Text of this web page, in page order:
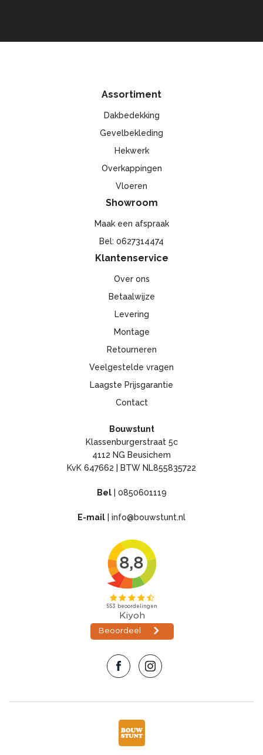
Assortiment
Dakbedekking
Gevelbekleding
Hekwerk
Overkappingen
Vloeren
Showroom
Maak een afspraak
Bel: 0627314474
Klantenservice
Over ons
Betaalwijze
Levering
Montage
Retourneren
Veelgestelde vragen
Laagste Prijsgarantie
Contact
Bouwstunt
Klassenburgerstraat 5c
4112 NG Beusichem
KvK 647662 | BTW NL855835722
Bel| 0850601119
E-mail info@bouwstunt.nl